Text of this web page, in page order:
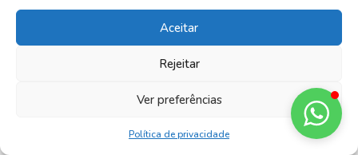
Aceitar
Rejeitar
Ver preferências
Política de privacidade